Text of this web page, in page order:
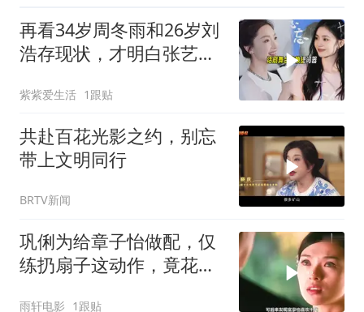
再看34岁周冬雨和26岁刘
浩存现状，才明白张艺谋
紫紫爱生活 1跟贴
共赴百花光影之约，别忘
带上文明同行
BRTV新闻
巩俐为给章子怡做配，仅
练扔扇子这动作，竟花了
雨轩电影 1跟贴